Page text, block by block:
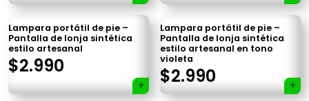
Lampara portátil de pie –
Pantalla de lonja sintética
estilo artesanal
$2.990
Lampara portátil de pie –
Pantalla de lonja sintética
estilo artesanal en tono
violeta
$2.990